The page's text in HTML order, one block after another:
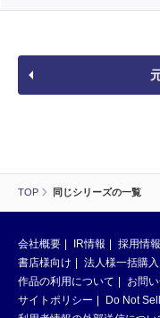
TOP 同じシリーズの一覧
会社概要 IR情報 採用情報
書店様向け
法人様一括購入
作品の利用について
お問
サイトポリシー
Do Not